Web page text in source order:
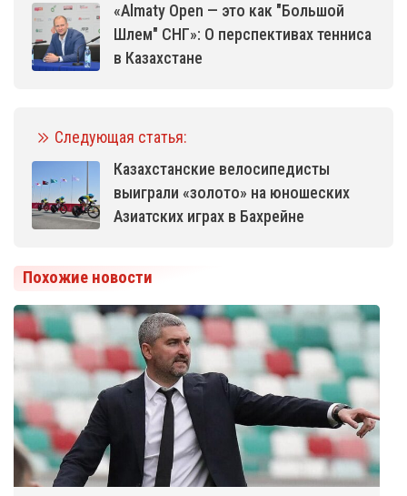
«Almaty Open — это как "Большой
Шлем" СНГ»: О перспективах тенниса
в Казахстане
Следующая статья:
Казахстанские велосипедисты
выиграли «золото» на юношеских
Азиатских играх в Бахрейне
Похожие новости